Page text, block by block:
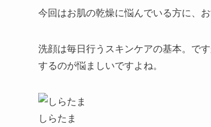
今回はお肌の乾燥に悩んでいる方に、
洗顔は毎日行うスキンケアの基本。で
するのが悩ましいですよね。
しらたま